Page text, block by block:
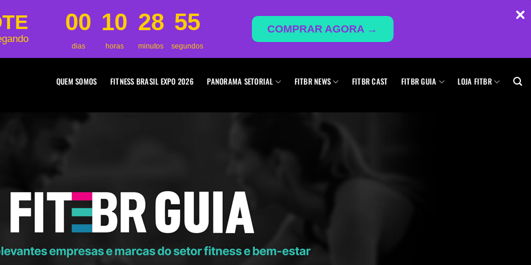
00
dias
10
horas
28
minutos
54
segundos
COMPRAR AGORA →
QUEM SOMOS FITNESS BRASIL EXPO 2026 PANORAMA SETORIAL FITBR NEWS FITBR CAST FITBR GUIA LOJA FITBR